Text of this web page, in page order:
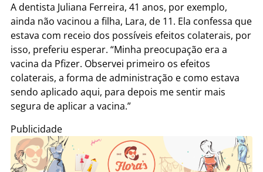
A dentista Juliana Ferreira, 41 anos, por exemplo,
ainda não vacinou a filha, Lara, de 11. Ela confessa que
estava com receio dos possíveis efeitos colaterais, por
isso, preferiu esperar. “Minha preocupação era a
vacina da Pfizer. Observei primeiro os efeitos
colaterais, a forma de administração e como estava
sendo aplicado aqui, para depois me sentir mais
segura de aplicar a vacina.”
Publicidade